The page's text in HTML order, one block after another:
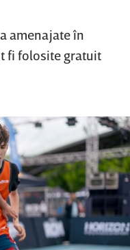
amenajate în
fi folosite gratuit